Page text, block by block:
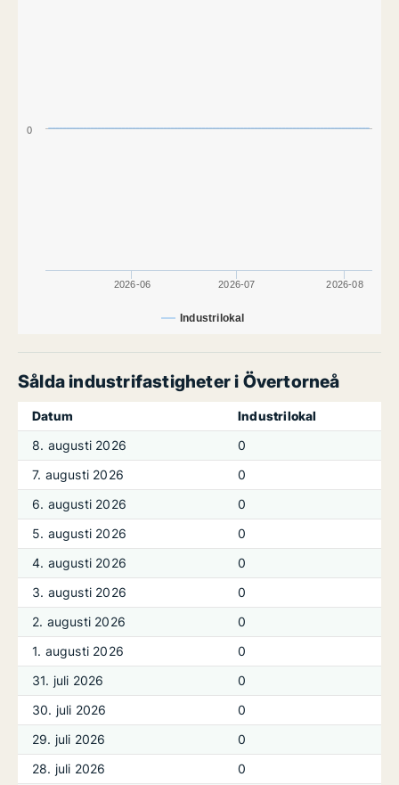
Industrilokal
2026-06 2026-07 2026-08
0
Sålda industrifastigheter i Övertorneå
Datum
Industrilokal
8. augusti 2026
0
7. augusti 2026
0
6. augusti 2026
0
5. augusti 2026
0
4. augusti 2026
0
3. augusti 2026
0
2. augusti 2026
0
1. augusti 2026
0
31. juli 2026
0
30. juli 2026
0
29. juli 2026
0
28. juli 2026
0